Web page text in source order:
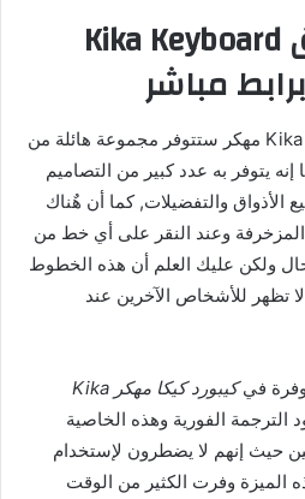
نبذة حول تطبيق Kika Keyboard
مباشر
بعد تحميل تطبيق Kika Keyboard مهكر ستتوفر مجموعة هائلة من
يتوفر به عدد كبير من التصاميم
الأذواق والتفضيلات, كما أن هٌناك
وعند النقر على أي خط من
ولكن عليك العلم أن هذه الخطوط
تظهر للأشخاص الآخرين عند
في
كيبورد كيكا مهكر Kika
الترجمة الفورية وهذه الخاصية
حيث إنهم لا يضطرون لإستخدام
الميزة وفرت الكثير من الوقت